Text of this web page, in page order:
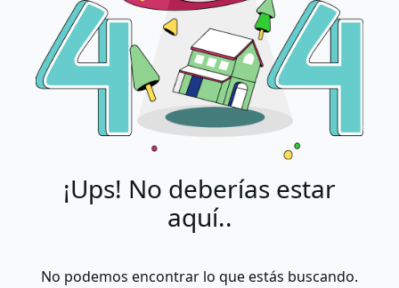
¡Ups! No deberías estar
aquí..
No podemos encontrar lo que estás buscando.